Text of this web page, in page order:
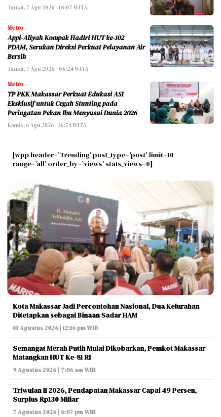
Jumat, 7 Agu 2026 - 18:07 WITA
Metro
Appi-Aliyah Kompak Hadiri HUT ke-102
PDAM, Serukan Direksi Perkuat Pelayanan Air
Bersih
Jumat, 7 Agu 2026 - 06:24 WITA
Metro
TP PKK Makassar Perkuat Edukasi ASI
Eksklusif untuk Cegah Stunting pada
Peringatan Pekan Ibu Menyusui Dunia 2026
Kamis, 6 Agu 2026 - 16:54 WITA
[wpp header=’Trending’ post_type=’post’ limit=10
range=’all’ order_by=’views’ stats_views=0]
Kota Makassar Jadi Percontohan Nasional, Dua Kelurahan
Ditetapkan sebagai Binaan Sadar HAM
10 Agustus 2026 | 12:16 pm WIB
Semangat Merah Putih Mulai Dikobarkan, Pemkot Makassar
Matangkan HUT Ke-81 RI
9 Agustus 2026 | 7:06 am WIB
Triwulan II 2026, Pendapatan Makassar Capai 49 Persen,
Surplus Rp130 Miliar
7 Agustus 2026 | 6:07 pm WIB